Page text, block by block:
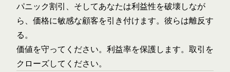
パニック割引、そしてあなたは利益性を破壊しなが
ら、価格に敏感な顧客を引き付けます。彼らは離反す
る。
価値を守ってください。利益率を保護します。取引を
クローズしてください。